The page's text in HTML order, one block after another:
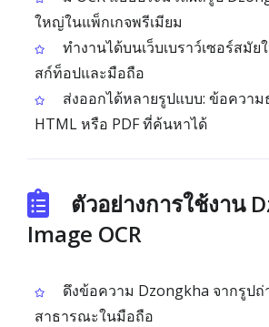
ใหญ่ในแพ็กเกจพรีเมียม
ทำงานได้บนเว็บเบราว์เซอร์สมัย
สก์ท็อปและมือถือ
ส่งออกได้หลายรูปแบบ: ข้อความ
HTML หรือ PDF ที่ค้นหาได้
ตัวอย่างการใช้งาน
Image OCR
ดึงข้อความ Dzongkha จากรูปถ่
สาธารณะในมือถือ